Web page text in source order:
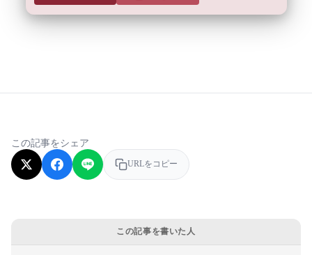
この記事をシェア
URLをコピー
この記事を書いた人